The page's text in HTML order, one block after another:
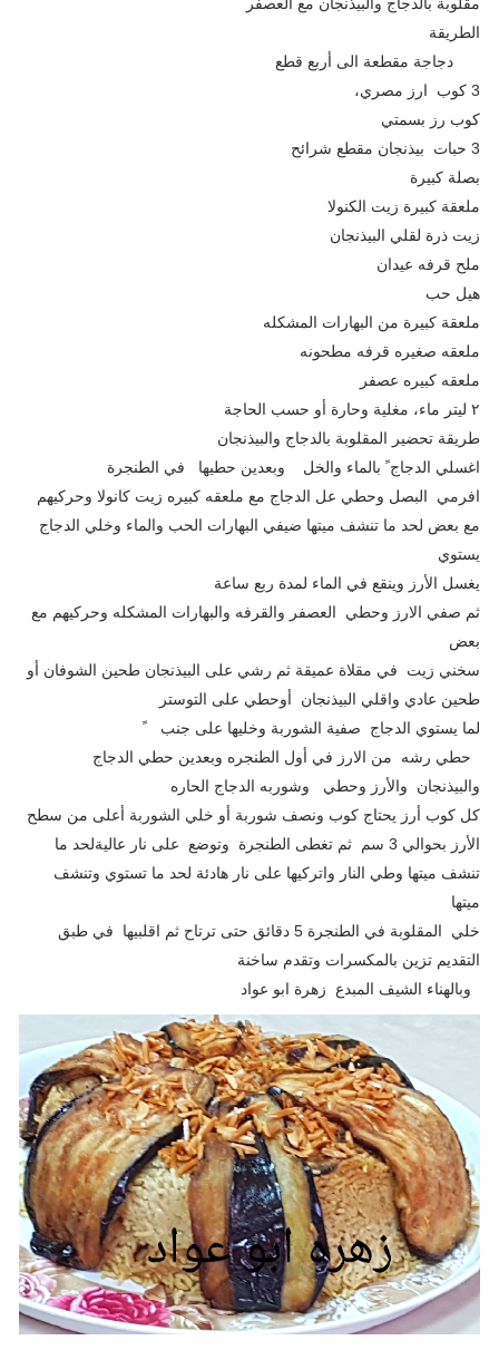
الطريقة
دجاجة مقطعة الى أربع قطع
3 كوب ارز مصري،
كوب رز بسمتي
3 حبات بيذنجان مقطع شرائح
بصلة كبيرة
ملعقة كبيرة زيت الكنولا
زيت ذرة لقلي البيذنجان
ملح قرفه عيدان
هيل حب
ملعقة كبيرة من البهارات المشكله
ملعقه صغيره قرفه مطحونه
ملعقه كبيره عصفر
٢ ليتر ماء، مغلية وحارة أو حسب الحاجة
طريقة تحضير المقلوبة بالدجاج والبيذنجان
اغسلي الدجاج ً بالماء والخل وبعدين حطيها في الطنجرة
افرمي البصل وحطي عل الدجاج مع ملعقه كبيره زيت كانولا وحركيهم
مع بعض لحد ما تنشف ميتها ضيفي البهارات الحب والماء وخلي الدجاج
يستوي
يغسل الأرز وينقع في الماء لمدة ربع ساعة
ثم صفي الارز وحطي العصفر والقرفه والبهارات المشكله وحركيهم مع
بعض
سخني زيت في مقلاة عميقة ثم رشي على البيذنجان طحين الشوفان أو
طحين عادي واقلي البيذنجان أوحطي على التوستر
لما يستوي الدجاج صفية الشوربة وخليها على جنب ً
حطي رشه من الارز في أول الطنجره وبعدين حطي الدجاج
والبيذنجان والأرز وحطي وشوربه الدجاج الحاره
كل كوب أرز يحتاج كوب ونصف شوربة أو خلي الشوربة أعلى من سطح
الأرز بحوالي 3 سم ثم تغطى الطنجرة وتوضع على نار عاليةلحد ما
تنشف ميتها وطي النار واتركيها على نار هادئة لحد ما تستوي وتنشف
ميتها
خلي المقلوبة في الطنجرة 5 دقائق حتى ترتاح ثم اقلبيها في طبق
التقديم تزين بالمكسرات وتقدم ساخنة
وبالهناء الشيف المبدع زهرة ابو عواد